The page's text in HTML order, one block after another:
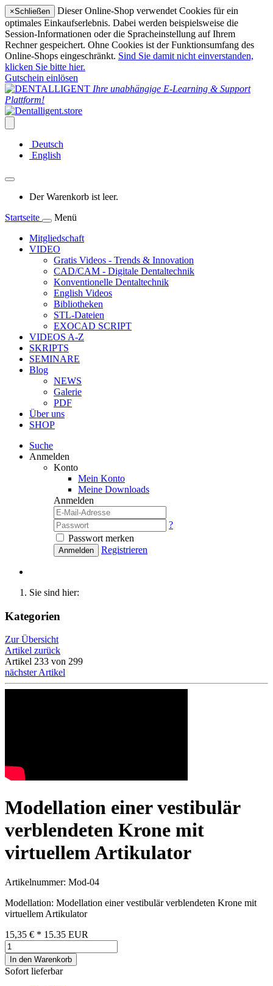
×Schließen
Dieser Online-Shop verwendet Cookies für ein
optimales Einkaufserlebnis. Dabei werden beispielsweise die
Session-Informationen oder die Spracheinstellung auf Ihrem
Rechner gespeichert. Ohne Cookies ist der Funktionsumfang des
Online-Shops eingeschränkt. Sind Sie damit nicht einverstanden,
klicken Sie bitte hier.
Gutschein einlösen
Ihre unabhängige E-Learning & Support
Plattform!
Deutsch
English
Der Warenkorb ist leer.
Startseite
Menü
Mitgliedschaft
VIDEO
Gratis Videos - Trends & Innovation
CAD/CAM - Digitale Dentaltechnik
Konventionelle Dentaltechnik
English Videos
Bibliotheken
STL-Dateien
EXOCAD SCRIPT
VIDEOS A-Z
SKRIPTS
SEMINARE
Blog
NEWS
Galerie
PDF
Über uns
SHOP
Suche
Anmelden
Konto
Mein Konto
Meine Downloads
Anmelden
?
Passwort merken
Anmelden Registrieren
Sie sind hier:
Kategorien
Zur Übersicht
Artikel zurück
Artikel 233 von 299
nächster Artikel
Modellation einer vestibulär
verblendeten Krone mit
virtuellem Artikulator
Artikelnummer: Mod-04
Modellation: Modellation einer vestibulär verblendeten Krone mit
virtuellem Artikulator
15,35 € * 15.35 EUR
In den Warenkorb
Sofort lieferbar